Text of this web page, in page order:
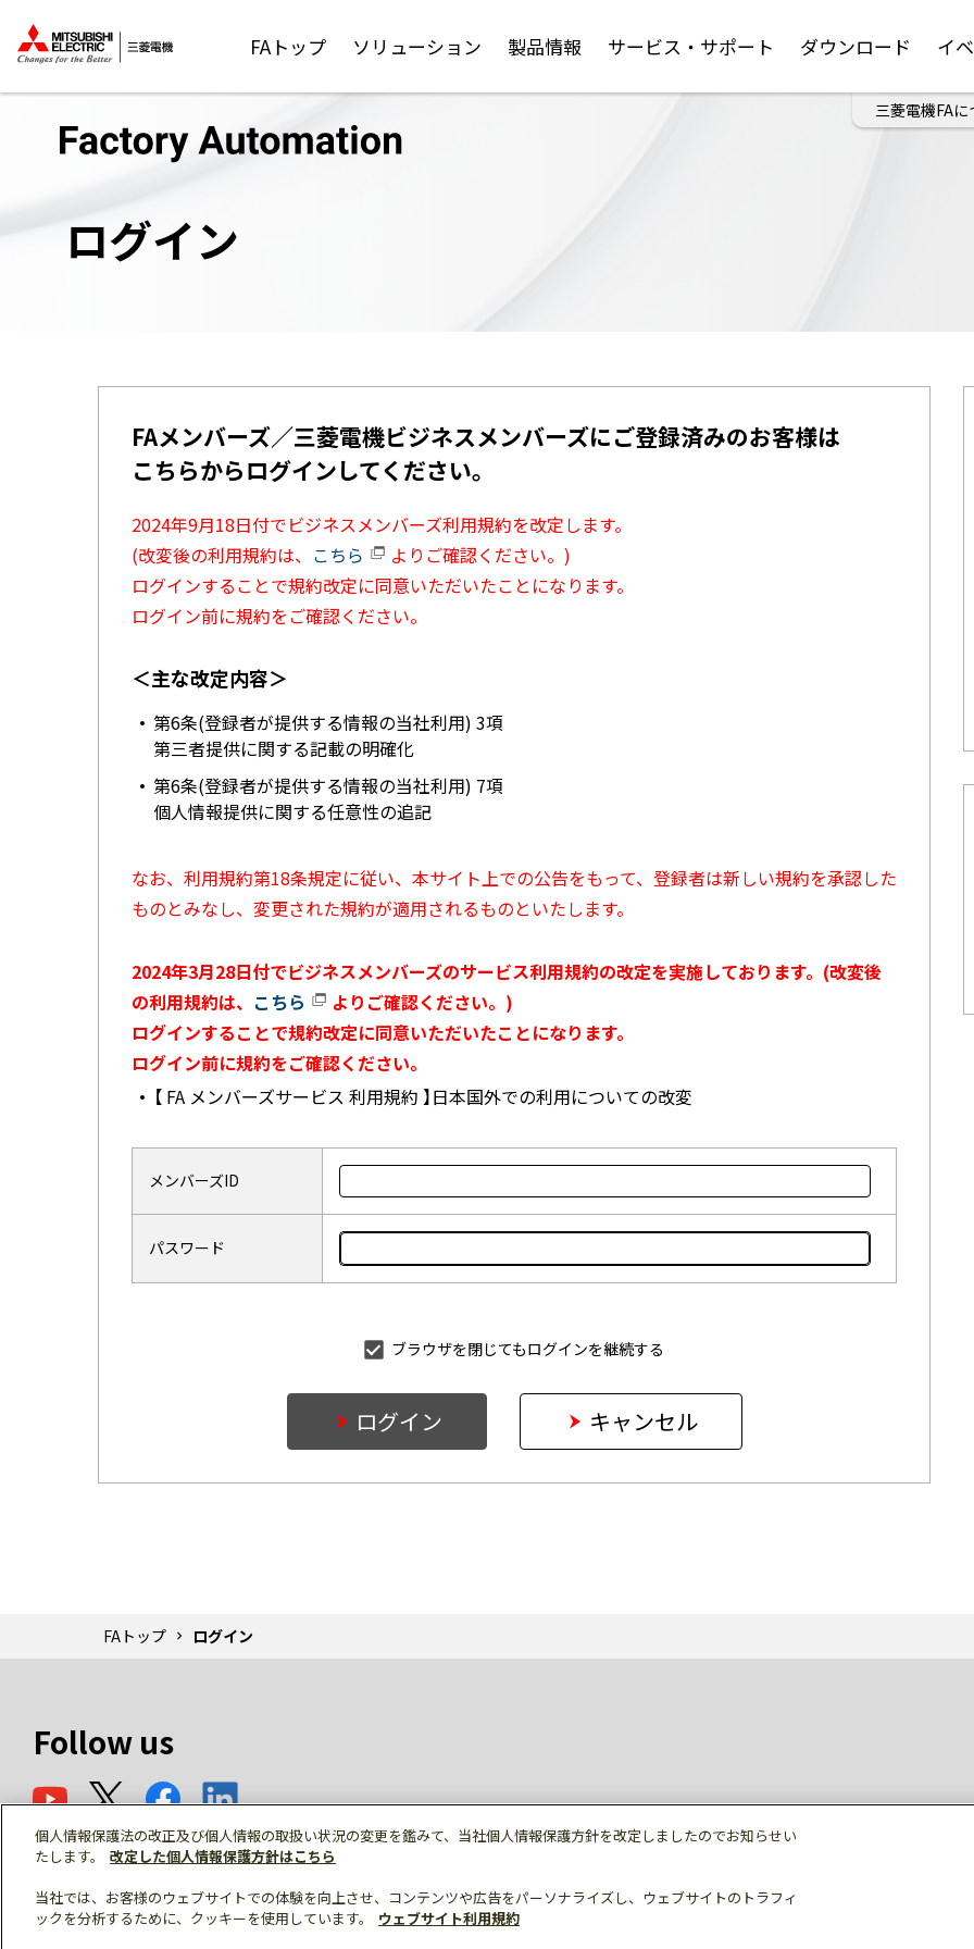
FAトップ ソリューション 製品情報 サービス・サポート ダウンロード イ
三菱電機FAに
ログイン
FAメンバーズ／三菱電機ビジネスメンバーズにご登録済みのお客様は
こちらからログインしてください。
2024年9月18日付でビジネスメンバーズ利用規約を改定します。
(改変後の利用規約は、 こちら
よりご確認ください。)
ログインすることで規約改定に同意いただいたことになります。
ログイン前に規約をご確認ください。
＜主な改定内容＞
第6条(登録者が提供する情報の当社利用) 3項
第三者提供に関する記載の明確化
第6条(登録者が提供する情報の当社利用) 7項
個人情報提供に関する任意性の追記
なお、利用規約第18条規定に従い、本サイト上での公告をもって、登録者は新しい規約を承認した
ものとみなし、変更された規約が適用されるものといたします。
2024年3月28日付でビジネスメンバーズのサービス利用規約の改定を実施しております。(改変後
の利用規約は、 こちら
よりご確認ください。)
ログインすることで規約改定に同意いただいたことになります。
ログイン前に規約をご確認ください。
【 FA メンバーズサービス 利用規約 】日本国外での利用についての改変
メンバーズID
パスワード
ブラウザを閉じてもログインを継続する
ログイン キャンセル
FAトップ ログイン
Follow us
© Mitsubishi Electric Corporation
個人情報保護法の改正及び個人情報の取扱い状況の変更を鑑みて、当社個人情報保護方針を改定しましたのでお知らせい
たします。
改定した個人情報保護方針はこちら
当社では、お客様のウェブサイトでの体験を向上させ、コンテンツや広告をパーソナライズし、ウェブサイトのトラフィ
ックを分析するために、クッキーを使用しています。
ウェブサイト利用規約